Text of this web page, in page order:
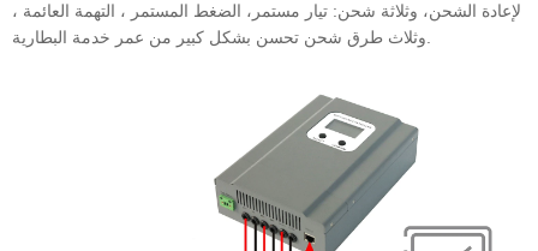
لإعادة الشحن، وثلاثة شحن: تيار مستمر، الضغط المستمر ، التهمة العائمة ،